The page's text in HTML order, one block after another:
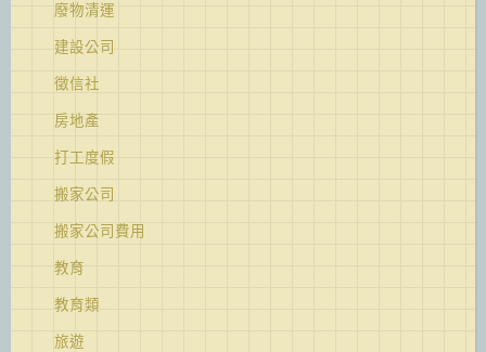
廢物清運
建設公司
徵信社
房地產
打工度假
搬家公司
搬家公司費用
教育
教育類
旅遊